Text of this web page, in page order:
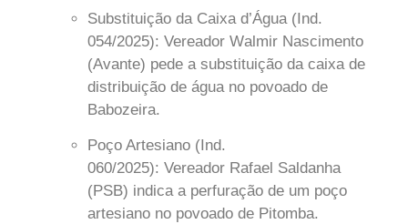
Substituição da Caixa d’Água (Ind.
054/2025): Vereador Walmir Nascimento
(Avante) pede a substituição da caixa de
distribuição de água no povoado de
Babozeira.
Poço Artesiano (Ind.
060/2025): Vereador Rafael Saldanha
(PSB) indica a perfuração de um poço
artesiano no povoado de Pitomba.